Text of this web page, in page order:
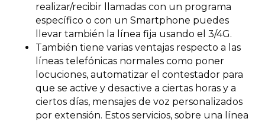
realizar/recibir llamadas con un programa
específico o con un Smartphone puedes
llevar también la línea fija usando el 3/4G.
También tiene varias ventajas respecto a las
líneas telefónicas normales como poner
locuciones, automatizar el contestador para
que se active y desactive a ciertas horas y a
ciertos días, mensajes de voz personalizados
por extensión. Estos servicios, sobre una línea